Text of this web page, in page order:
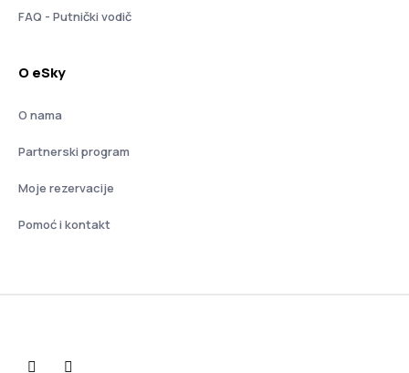
FAQ - Putnički vodič
O eSky
O nama
Partnerski program
Moje rezervacije
Pomoć i kontakt